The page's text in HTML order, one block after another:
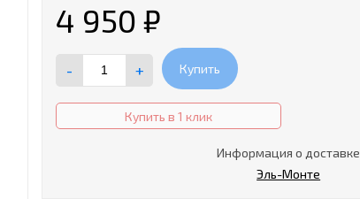
4 950₽
- + Купить
Купить в 1 клик
Информация о доставке
Эль-Монте